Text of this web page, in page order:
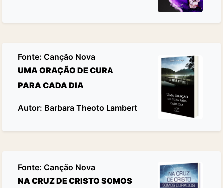
Fonte: Canção Nova
UMA ORAÇÃO DE CURA
PARA CADA DIA
Autor: Barbara Theoto Lambert
Fonte: Canção Nova
NA CRUZ DE CRISTO SOMOS